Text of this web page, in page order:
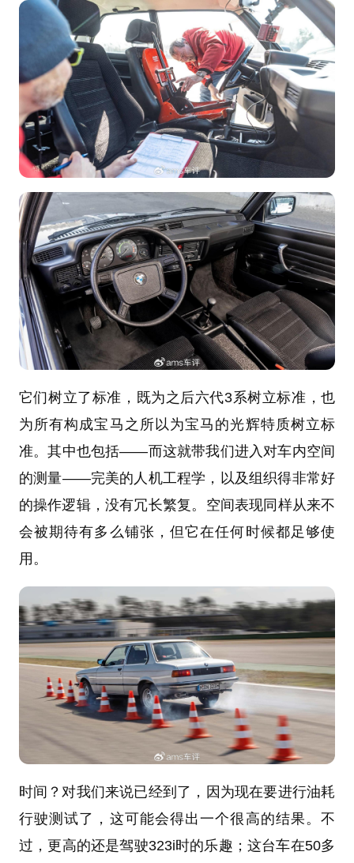
它们树立了标准，既为之后六代3系树立标准，也
为所有构成宝马之所以为宝马的光辉特质树立标
准。其中也包括——而这就带我们进入对车内空间
的测量——完美的人机工程学，以及组织得非常好
的操作逻辑，没有冗长繁复。空间表现同样从来不
会被期待有多么铺张，但它在任何时候都足够使
用。
时间？对我们来说已经到了，因为现在要进行油耗
行驶测试了，这可能会得出一个很高的结果。不
过，更高的还是驾驶323i时的乐趣；这台车在50多